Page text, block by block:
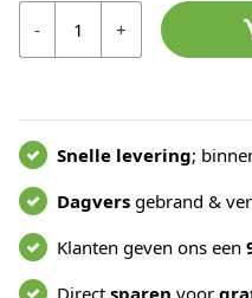
- +
Snelle levering;
Dagvers gebrand &
Klanten geven ons een
Direct sparen voor